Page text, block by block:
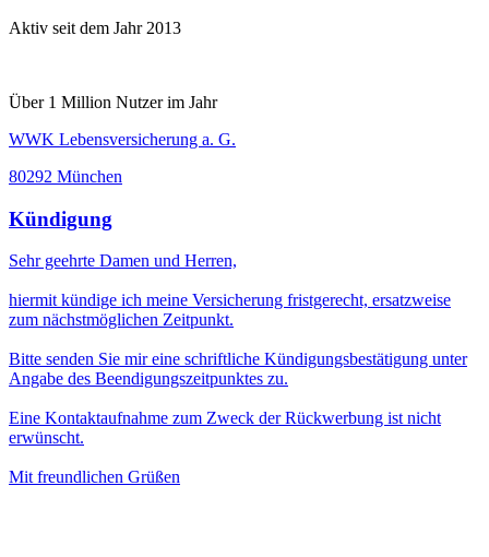
Aktiv seit dem Jahr 2013
Über 1 Million Nutzer im Jahr
WWK Lebensversicherung a. G.
80292 München
Kündigung
Sehr geehrte Damen und Herren,
hiermit kündige ich meine Versicherung fristgerecht, ersatzweise
zum nächstmöglichen Zeitpunkt.
Bitte senden Sie mir eine schriftliche Kündigungsbestätigung unter
Angabe des Beendigungszeitpunktes zu.
Eine Kontaktaufnahme zum Zweck der Rückwerbung ist nicht
erwünscht.
Mit freundlichen Grüßen